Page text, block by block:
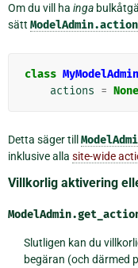
Om du vill ha inga
sätt
class MyModelAdmin
actions = None
Detta säger till
inklusive alla site-wide
Villkorlig aktivering
ModelAdmin.
Slutligen kan du
begäran (och därmed